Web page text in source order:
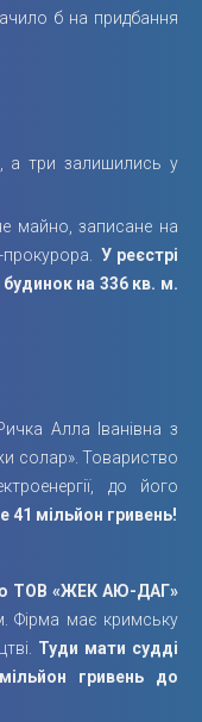
б на придбання
а три залишились у
майно, записане на
прокурора.У реєстрі
на 336 кв. м.
Алла Іванівна з
солар». Товариство
до його
41 мільйон гривень!
ТОВ «ЖЕК АЮ-ДАГ»
Фірма має кримську
Туди мати судді
гривень до